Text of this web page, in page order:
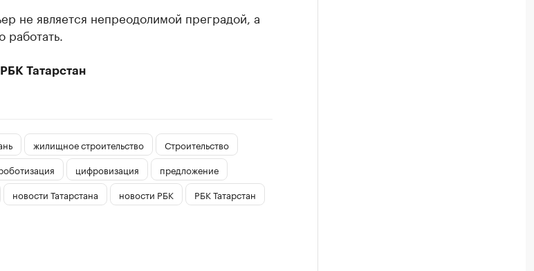
не является непреодолимой преградой, а
РБК Татарстан
жилищное строительство
Строительство
цифровизация
предложение
новости Татарстана новости РБК РБК Татарстан